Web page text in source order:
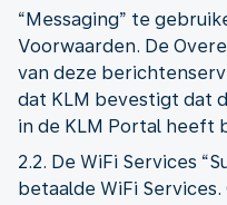
“Messaging” te
Voorwaarden. De
van deze
dat KLM bevestigt dat
in de KLM Portal heeft
2.2. De WiFi Services
betaalde WiFi